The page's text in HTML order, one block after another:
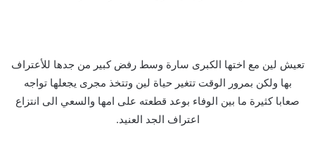
تعيش لين مع اختها الكبرى سارة وسط رفض كبير من جدها للأعتراف
بها ولكن بمرور الوقت تتغير حياة لين وتتخذ مجرى يجعلها تواجه
صعابا كثيرة ما بين الوفاء بوعد قطعته على امها والسعي الى انتزاع
اعتراف الجد العنيد.